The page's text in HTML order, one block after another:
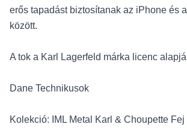
erős tapadást biztosítanak az iPhone és
között.
A tok a Karl Lagerfeld márka licenc
Dane Technikusok
Kolekció: IML Metal Karl & Choupette